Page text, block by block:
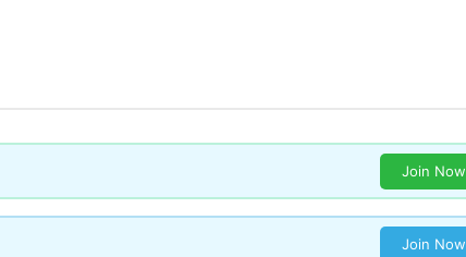
Join Now
Join Now